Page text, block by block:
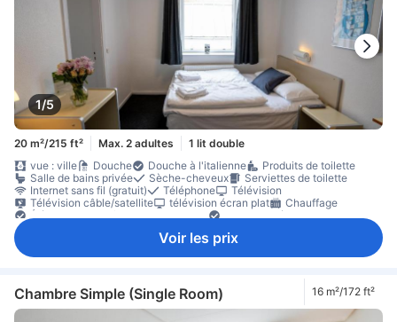
1/5
20 m²/215 ft² Max. 2 adultes
1 lit double
vue : ville
Douche Douche à l'italienne
Produits de toilette
Salle de bains privée
Sèche-cheveux
Serviettes de toilette
Internet sans fil (gratuit)
Téléphone
Télévision
Télévision câble/satellite
télévision écran plat
Chauffage
Éléments de confort pour le sommeil
Hypoallergénique
rez-de-chaussée
Voir les prix
Chambre Simple (Single Room) 16 m²/172 ft²